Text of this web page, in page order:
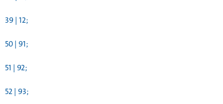
39 | 12;
50 | 91;
51 | 92;
52 | 93;